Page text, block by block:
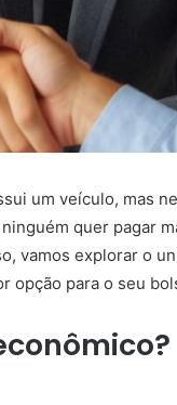
um veículo, mas
quer pagar
vamos explorar o
opção para o seu